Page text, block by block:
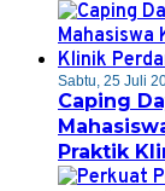
Sabtu, 25 Juli
Caping
Praktik